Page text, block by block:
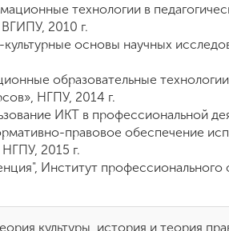
технологии в
2010 г.
основы научных
образовательные
НГПУ, 2014 г.
ИКТ в профессиональной
правовое обеспечение
2015 г.
Институт профессионального
культуры, история и теория